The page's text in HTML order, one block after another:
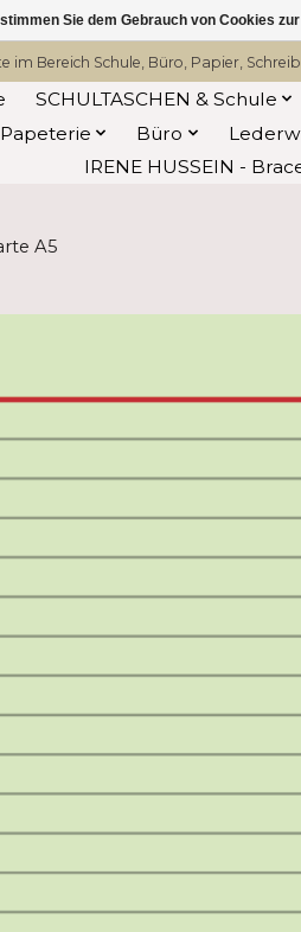
im Bereich Schule, Büro, Papier,
SCHULTASCHEN & Schule
Papeterie
Büro
IRENE HUSSEIN -
A5
Sie dem Gebrauch von Cookies